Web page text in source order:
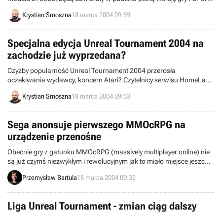
– taką oto decyzję ogłosił wczoraj koncern PNY Technologies.
Sprzedaż produktów sygnowanych logiem firmy rozpocznie się już
Krystian Smoszna18 marca 2004 09:59
Specjalna edycja Unreal Tournament 2004 na
zachodzie już wyprzedana?
Czyżby popularność Unreal Tournament 2004 przerosła
oczekiwania wydawcy, koncern Atari? Czytelnicy serwisu HomeLan
donoszą, że wszystkie zachodnie sklepy internetowe nie mają już na
składzie specjalnej edycji tej gry. Cieszy się ona tak wielką
Krystian Smoszna18 marca 2004 09:53
Sega anonsuje pierwszego MMOcRPG na
urządzenie przenośne
Obecnie gry z gatunku MMOcRPG (massively multiplayer online) nie
są już czymś niezwykłym i rewolucyjnym jak to miało miejsce jeszcze
pięć lat temu i spokojnie można stwierdzić, iż znalazły swoje miejsce
na rynku wirtualnej rozrywki. Nie mniej jednak nowa produkcja tego
platformą sprzętową, na którą pisana jest gra, nie jest ani komputer
Przemysław Bartula18 marca 2004 09:32
Liga Unreal Tournament - zmian ciąg dalszy